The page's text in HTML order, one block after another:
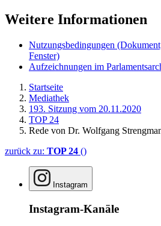
Weitere Informationen
Nutzungsbedingungen
Fenster)
Aufzeichnungen im
Startseite
Mediathek
193. Sitzung vom 20.11.2020
TOP 24
Rede von Dr. Wolfgang
zurück zu: TOP 24 ()
Instagram
Instagram-Kanäle